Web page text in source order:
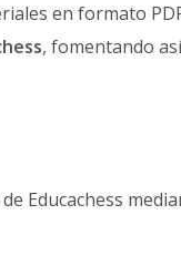
en formato
, fomentando
de Educachess